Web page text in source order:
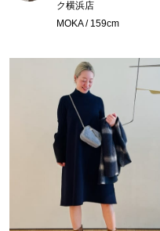
ク横浜店
MOKA / 159cm